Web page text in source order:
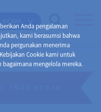
Anda pengalaman
kami berasumsi bahwa
pergunakan menerima
Cookie kami untuk
mengelola mereka.
INDONESIA